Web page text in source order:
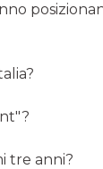
tre anni?